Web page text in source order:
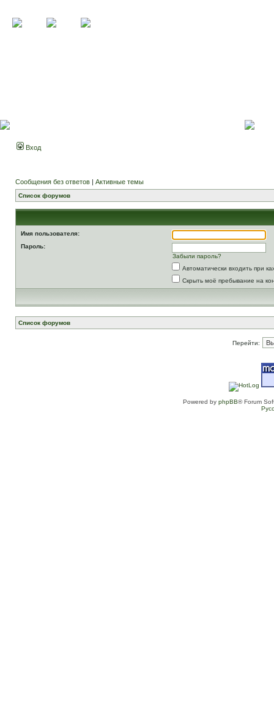
Вход
Сообщения без ответов | Активные темы
Список форумов
Имя пользователя:
Пароль:
Забыли пароль?
Автоматически входить при
Скрыть моё пребывание на
Список форумов
Перейти:
Powered by phpBB® Forum